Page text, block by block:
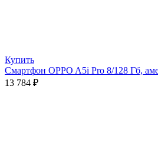
Купить
Смартфон OPPO A5i Pro 8/128 Гб,
13 784 ₽